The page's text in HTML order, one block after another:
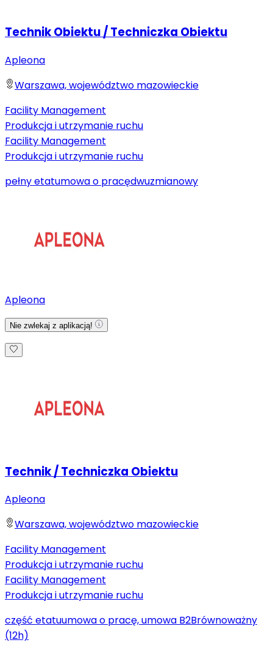
Technik Obiektu / Techniczka Obiektu
Apleona
Warszawa, województwo mazowieckie
Facility Management
Produkcja i utrzymanie ruchu
Facility Management
Produkcja i utrzymanie ruchu
pełny etatumowa o pracędwuzmianowy
Apleona
Nie zwlekaj z aplikacją!
Technik / Techniczka Obiektu
Apleona
Warszawa, województwo mazowieckie
Facility Management
Produkcja i utrzymanie ruchu
Facility Management
Produkcja i utrzymanie ruchu
część etatuumowa o pracę, umowa B2Brównoważny
(12h)